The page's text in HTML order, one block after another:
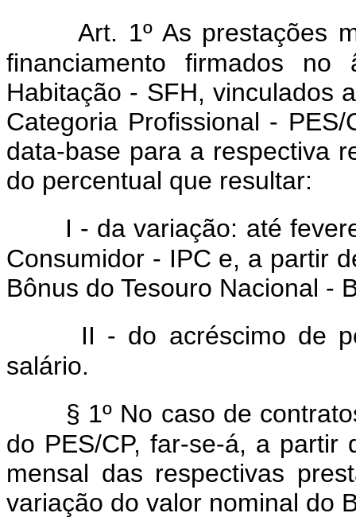
Art. 1º As prestações
financiamento firmados
Habitação - SFH, vinculados
Categoria Profissional -
data-base para a respectiva
do percentual que resultar:
I - da variação: até
Consumidor - IPC e, a partir
Bônus do Tesouro Nacional -
II - do acréscimo de
salário.
§ 1º No caso de
do PES/CP, far-se-á, a
mensal das respectivas
variação do valor nominal do